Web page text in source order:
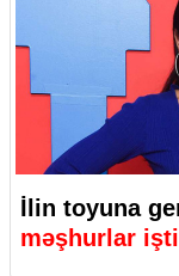
İlin toyuna
məşhurlar